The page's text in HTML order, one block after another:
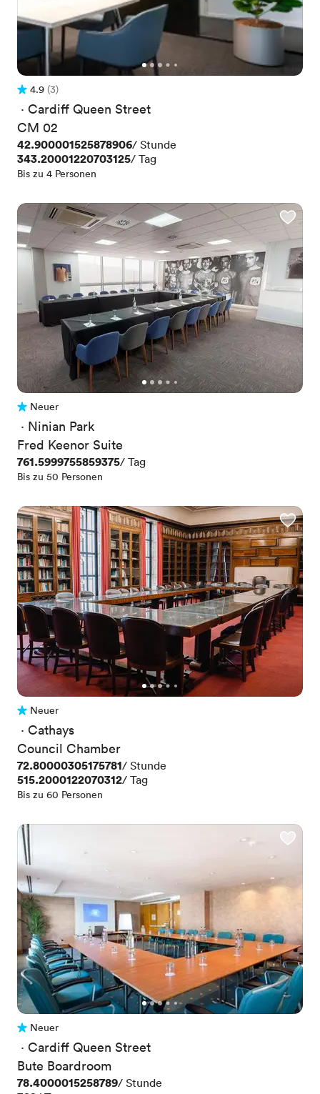
Bewertung 4.9 von 5
4.9
3 Bewertungen
(3)
· Cardiff Queen Street
CM 02
Preis
42.900001525878906/ Stunde
Preis
343.20001220703125/ Tag
Bis zu 4 Personen
Noch keine Bewertungen
Neuer
· Ninian Park
Fred Keenor Suite
Preis
761.5999755859375/ Tag
Bis zu 50 Personen
Noch keine Bewertungen
Neuer
· Cathays
Council Chamber
Preis
72.80000305175781/ Stunde
Preis
515.2000122070312/ Tag
Bis zu 60 Personen
Noch keine Bewertungen
Neuer
· Cardiff Queen Street
Bute Boardroom
Preis
78.4000015258789/ Stunde